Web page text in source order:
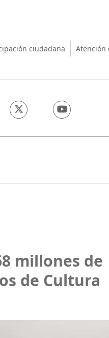
ciudadana Atención
millones de
de Cultura